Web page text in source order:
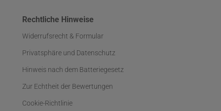
Rechtliche Hinweise
Widerrufsrecht & Formular
Privatsphäre und Datenschutz
Hinweis nach dem Batteriegesetz
Zur Echtheit der Bewertungen
Cookie-Richtlinie